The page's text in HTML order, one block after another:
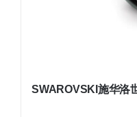
SWAROVSKI施华洛